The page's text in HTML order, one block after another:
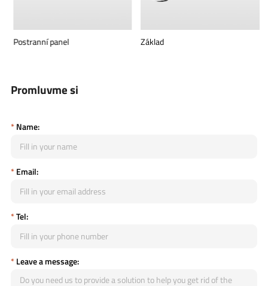
Postranní panel Základ
Promluvme si
*Name:
*Email:
*Tel:
*Leave a message: